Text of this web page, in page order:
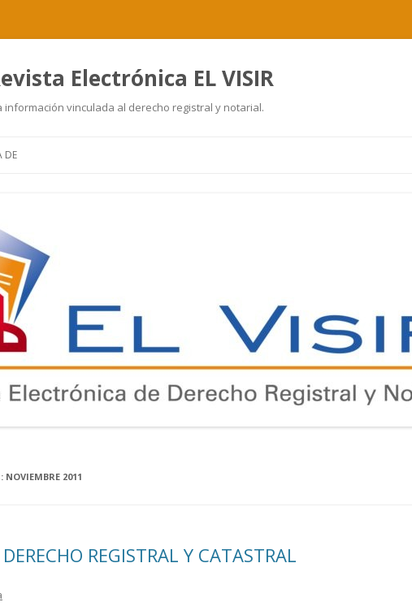
Electrónica EL VISIR
información vinculada al derecho registral y notarial.
DE
NOVIEMBRE 2011
REGISTRAL Y CATASTRAL